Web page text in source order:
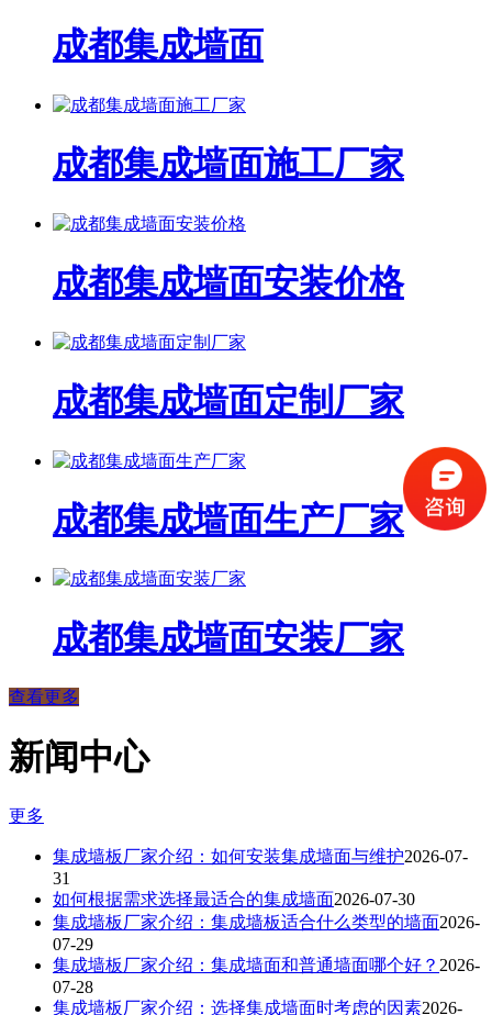
成都集成墙面
成都集成墙面施工厂家
成都集成墙面安装价格
成都集成墙面定制厂家
成都集成墙面生产厂家
成都集成墙面安装厂家
查看更多
新闻中心
更多
集成墙板厂家介绍：如何安装集成墙面与维护2026-07-
31
如何根据需求选择最适合的集成墙面2026-07-30
集成墙板厂家介绍：集成墙板适合什么类型的墙面2026-
07-29
集成墙板厂家介绍：集成墙面和普通墙面哪个好？ 2026-
07-28
集成墙板厂家介绍：选择集成墙面时考虑的因素2026-